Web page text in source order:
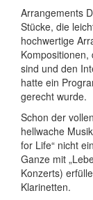
Arrangements
Stücke, die
hochwertige
sind und den
hatte ein
gerecht wurde.
Schon der
hellwache
for Life“ nicht
Ganze mit
Konzerts)
Klarinetten.